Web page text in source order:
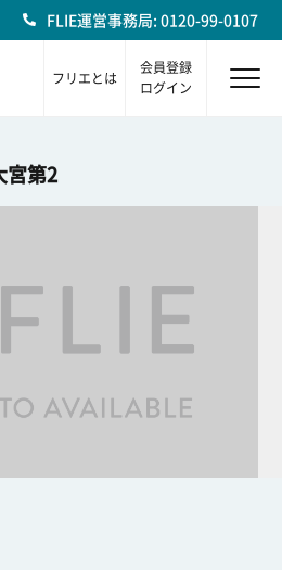
FLIE運営事務局: 0120-99-0107
フリエとは
会員登録
ログイン
宮第2